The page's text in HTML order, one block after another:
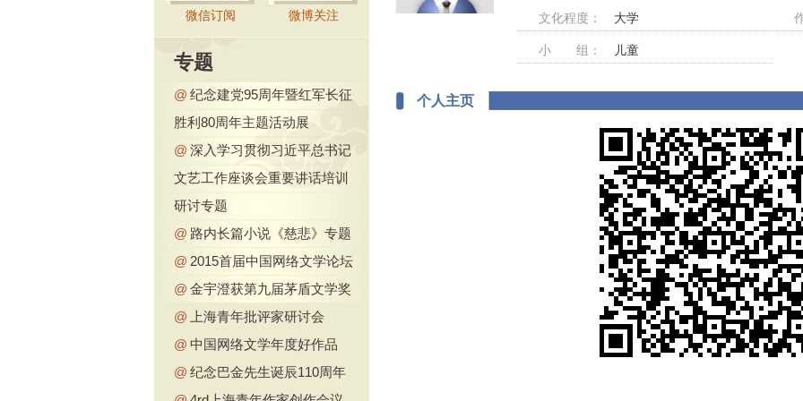
微信订阅 微博关注
专题
@ 纪念建党95周年暨红军长征
胜利80周年主题活动展
@ 深入学习贯彻习近平总书记
文艺工作座谈会重要讲话培训
研讨专题
@ 路内长篇小说《慈悲》专题
@ 2015首届中国网络文学论坛
@ 金宇澄获第九届茅盾文学奖
@
上海青年批评家研讨会
@ 中国网络文学年度好作品
@ 纪念巴金先生诞辰110周年
文化程度： 大学
小 组： 儿童
个人主页